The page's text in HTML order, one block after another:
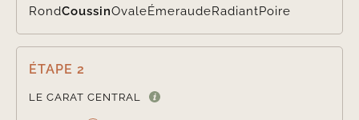
RondCoussinOvaleÉmeraudeRadiantPoire
ÉTAPE 2
LE CARAT CENTRAL